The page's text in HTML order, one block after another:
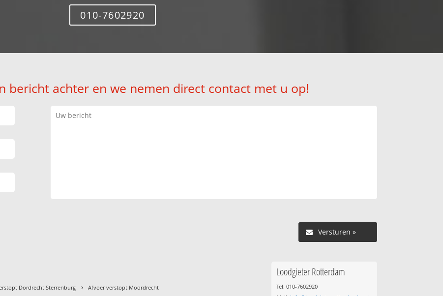
010-7602920
bericht achter en we nemen direct contact met u op!
Versturen »
Dordrecht Sterrenburg › Afvoer verstopt Moordrecht
Loodgieter Rotterdam
Tel: 010-7602920